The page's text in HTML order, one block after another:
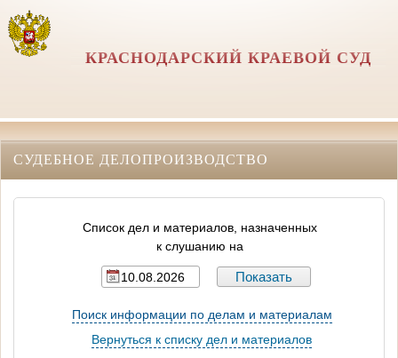
КРАСНОДАРСКИЙ КРАЕВОЙ СУД
СУДЕБНОЕ ДЕЛОПРОИЗВОДСТВО
Список дел и материалов, назначенных
к слушанию на
Поиск информации по делам и материалам
Вернуться к списку дел и материалов